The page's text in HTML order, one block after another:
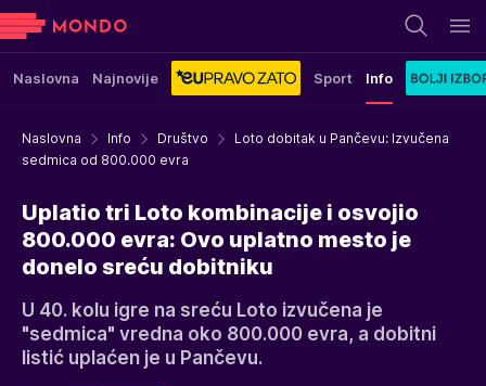
Naslovna Najnovije Sport Info
Naslovna Info Društvo
Loto dobitak u Pančevu: Izvučena
sedmica od 800.000 evra
Uplatio tri Loto kombinacije i osvojio
800.000 evra: Ovo uplatno mesto je
donelo sreću dobitniku
U 40. kolu igre na sreću Loto izvučena je
"sedmica" vredna oko 800.000 evra, a dobitni
listić uplaćen je u Pančevu.